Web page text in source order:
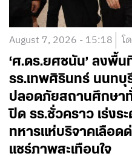
August 7, 2026 - 15:18 โ
‘ศ.ดร.ยศชนัน’ ลงพื้น
รร.เทพศิรินทร์ นนทบุ
ปลอดภัยสถานศึกษา
ปิด รร.ชั่วคราว เร่งร
ทหารแห่บริจาคเลือ
แชร์ภาพสะเทือนใจ